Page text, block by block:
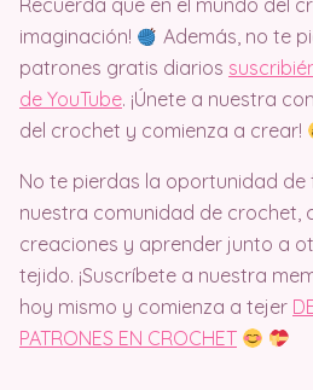
Recuerda que en el mundo del
imaginación!
Además, no te
patrones gratis diarios
de YouTube. ¡Únete a nuestra
del crochet y comienza a crear!
No te pierdas la oportunidad
nuestra comunidad de crochet,
creaciones y aprender junto a
tejido. ¡Suscríbete a nuestra
hoy mismo y comienza a tejer
PATRONES EN CROCHET